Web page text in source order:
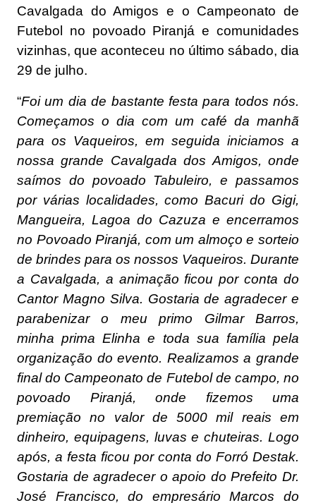
Cavalgada do Amigos e o Campeonato de
Futebol no povoado Piranjá e comunidades
vizinhas, que aconteceu no último sábado, dia
29 de julho.
“Foi um dia de bastante festa para todos nós.
Começamos o dia com um café da manhã
para os Vaqueiros, em seguida iniciamos a
nossa grande Cavalgada dos Amigos, onde
saímos do povoado Tabuleiro, e passamos
por várias localidades, como Bacuri do Gigi,
Mangueira, Lagoa do Cazuza e encerramos
no Povoado Piranjá, com um almoço e sorteio
de brindes para os nossos Vaqueiros. Durante
a Cavalgada, a animação ficou por conta do
Cantor Magno Silva. Gostaria de agradecer e
parabenizar o meu primo Gilmar Barros,
minha prima Elinha e toda sua família pela
organização do evento. Realizamos a grande
final do Campeonato de Futebol de campo, no
povoado Piranjá, onde fizemos uma
premiação no valor de 5000 mil reais em
dinheiro, equipagens, luvas e chuteiras. Logo
após, a festa ficou por conta do Forró Destak.
Gostaria de agradecer o apoio do Prefeito Dr.
José Francisco, do empresário Marcos do